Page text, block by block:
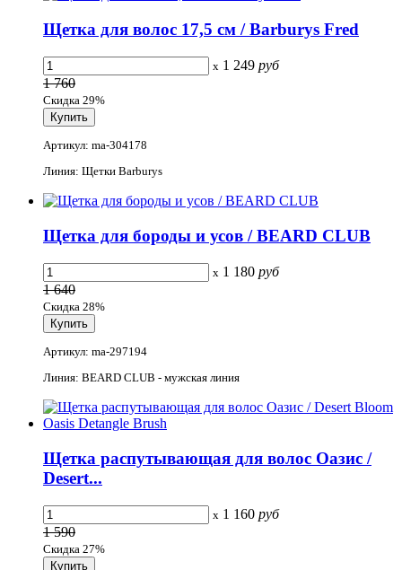
Щетка для волос 17,5 см / Barburys Fred
x 1 249 руб
1 760
Скидка 29%
Артикул: ma-304178
Линия: Щетки Barburys
Щетка для бороды и усов / BEARD CLUB
x 1 180 руб
1 640
Скидка 28%
Артикул: ma-297194
Линия: BEARD CLUB - мужская линия
Щетка распутывающая для волос Оазис /
Desert...
x 1 160 руб
1 590
Скидка 27%